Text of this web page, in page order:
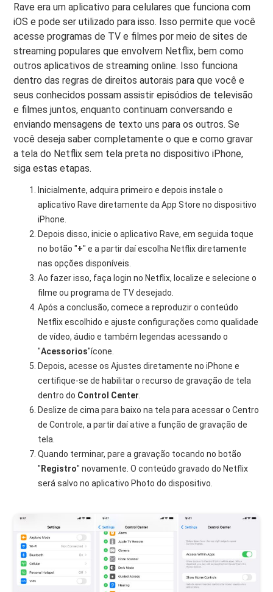
Rave era um aplicativo para celulares que funciona com
iOS e pode ser utilizado para isso. Isso permite que você
acesse programas de TV e filmes por meio de sites de
streaming populares que envolvem Netflix, bem como
outros aplicativos de streaming online. Isso funciona
dentro das regras de direitos autorais para que você e
seus conhecidos possam assistir episódios de televisão
e filmes juntos, enquanto continuam conversando e
enviando mensagens de texto uns para os outros. Se
você deseja saber completamente o que e como gravar
a tela do Netflix sem tela preta no dispositivo iPhone,
siga estas etapas.
Inicialmente, adquira primeiro e depois instale o
aplicativo Rave diretamente da App Store no dispositivo
iPhone.
Depois disso, inicie o aplicativo Rave, em seguida toque
no botão "+" e a partir daí escolha Netflix diretamente
nas opções disponíveis.
Ao fazer isso, faça login no Netflix, localize e selecione o
filme ou programa de TV desejado.
Após a conclusão, comece a reproduzir o conteúdo
Netflix escolhido e ajuste configurações como qualidade
de vídeo, áudio e também legendas acessando o
"Acessorios"ícone.
Depois, acesse os Ajustes diretamente no iPhone e
certifique-se de habilitar o recurso de gravação de tela
dentro do Control Center.
Deslize de cima para baixo na tela para acessar o Centro
de Controle, a partir daí ative a função de gravação de
tela.
Quando terminar, pare a gravação tocando no botão
" Registro" novamente. O conteúdo gravado do Netflix
será salvo no aplicativo Photo do dispositivo.